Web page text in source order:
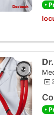
•
•